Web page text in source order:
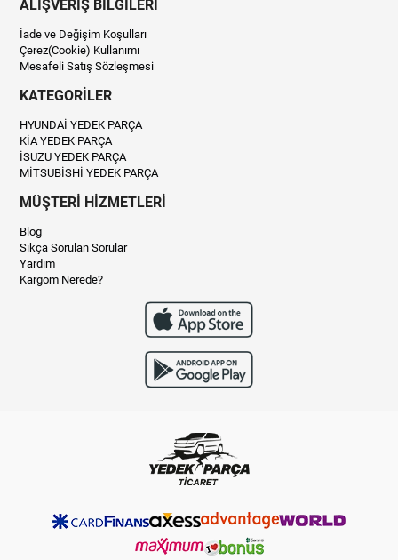
ALIŞVERİŞ BİLGİLERİ
İade ve Değişim Koşulları
Çerez(Cookie) Kullanımı
Mesafeli Satış Sözleşmesi
KATEGORİLER
HYUNDAİ YEDEK PARÇA
KİA YEDEK PARÇA
İSUZU YEDEK PARÇA
MİTSUBİSHİ YEDEK PARÇA
MÜŞTERİ HİZMETLERİ
Blog
Sıkça Sorulan Sorular
Yardım
Kargom Nerede?